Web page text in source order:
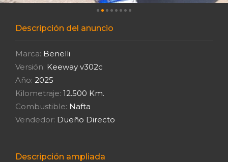
Descripción del anuncio
Marca: Benelli
Versión: Keeway v302c
Año: 2025
Kilometraje: 12.500 Km.
Combustible: Nafta
Vendedor: Dueño Directo
Descripción ampliada